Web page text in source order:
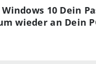
10 Dein
wieder an Dein